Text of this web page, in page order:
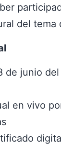
del tema
de junio
en vivo